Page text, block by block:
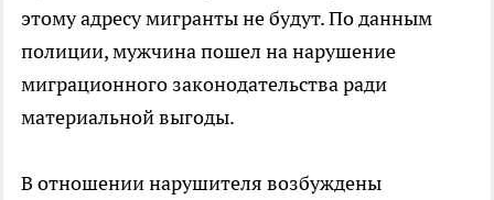
этому адресу мигранты не будут. По данным
полиции, мужчина пошел на нарушение
миграционного законодательства ради
материальной выгоды.
В отношении нарушителя возбуждены